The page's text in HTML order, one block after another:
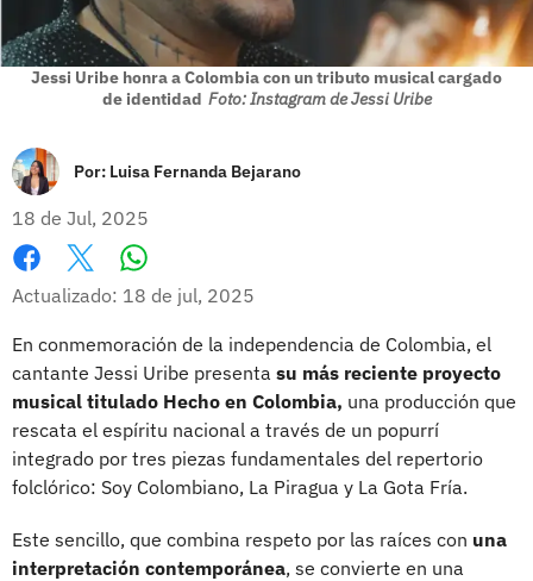
Jessi Uribe honra a Colombia con un tributo musical cargado
de identidad Foto: Instagram de Jessi Uribe
Por: Luisa Fernanda Bejarano
18 de Jul, 2025
Facebook
X
Actualizado: 18 de jul, 2025
En conmemoración de la independencia de Colombia, el
cantante Jessi Uribe presenta su más reciente proyecto
musical titulado Hecho en Colombia, una producción que
rescata el espíritu nacional a través de un popurrí
integrado por tres piezas fundamentales del repertorio
folclórico: Soy Colombiano, La Piragua y La Gota Fría.
Este sencillo, que combina respeto por las raíces con una
interpretación contemporánea, se convierte en una